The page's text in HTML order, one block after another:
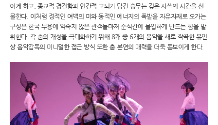
이게 하고, 종교적 경건함과 인간적 고뇌가 담긴 승무는 깊은 사색의 시간을 선
물한다. 이처럼 정적인 여백의 미와 동적인 에너지의 폭발을 자유자재로 오가는
구성은 한국 무용에 익숙지 않은 관객들마저 순식간에 몰입하게 만드는 힘을 발
휘한다. 각 춤의 개성을 극대화하기 위해 8개 중 6개의 음악을 새로 작곡한 유인
상 음악감독의 미니멀한 접근 방식 또한 춤 본연의 매력을 더욱 돋보이게 한다.